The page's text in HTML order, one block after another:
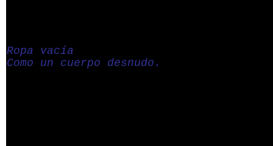
Ropa vacía
Como un cuerpo desnudo.